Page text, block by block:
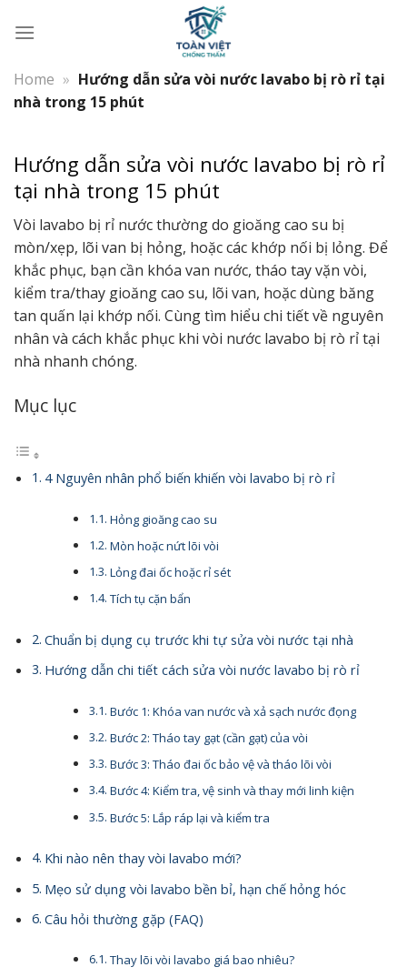
qua
dung
Home » Hướng dẫn sửa vòi nước lavabo bị rò rỉ tại
nhà trong 15 phút
Hướng dẫn sửa vòi nước lavabo bị rò rỉ
tại nhà trong 15 phút
Vòi lavabo bị rỉ nước thường do gioăng cao su bị
mòn/xẹp, lõi van bị hỏng, hoặc các khớp nối bị lỏng. Để
khắc phục, bạn cần khóa van nước, tháo tay vặn vòi,
kiểm tra/thay gioăng cao su, lõi van, hoặc dùng băng
tan quấn lại khớp nối. Cùng tìm hiểu chi tiết về nguyên
nhân và cách khắc phục khi vòi nước lavabo bị rò rỉ tại
nhà nhanh chóng.
Mục lục
4 Nguyên nhân phổ biến khiến vòi lavabo bị rò rỉ
Hỏng gioăng cao su
Mòn hoặc nứt lõi vòi
Lỏng đai ốc hoặc rỉ sét
Tích tụ cặn bẩn
Chuẩn bị dụng cụ trước khi tự sửa vòi nước tại nhà
Hướng dẫn chi tiết cách sửa vòi nước lavabo bị rò rỉ
Bước 1: Khóa van nước và xả sạch nước đọng
Bước 2: Tháo tay gạt (cần gạt) của vòi
Bước 3: Tháo đai ốc bảo vệ và tháo lõi vòi
Bước 4: Kiểm tra, vệ sinh và thay mới linh kiện
Bước 5: Lắp ráp lại và kiểm tra
Khi nào nên thay vòi lavabo mới?
Mẹo sử dụng vòi lavabo bền bỉ, hạn chế hỏng hóc
Câu hỏi thường gặp (FAQ)
Thay lõi vòi lavabo giá bao nhiêu?